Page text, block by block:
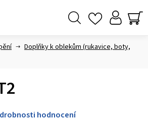
Doplňky k oblekům (rukavice, boty,
hodnocení